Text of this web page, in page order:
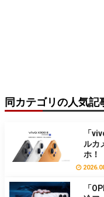
同カテゴリの人気記
「
ルカ
ホ！
「